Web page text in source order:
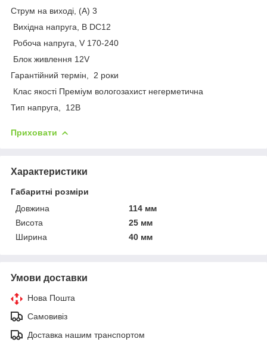
Струм на виході, (А) 3
Вихідна напруга, В DC12
Робоча напруга, V 170-240
Блок живлення 12V
Гарантійний термін, 2 роки
Клас якості Преміум вологозахист негерметична
Тип напруга, 12В
Приховати
Характеристики
Габаритні розміри
Довжина
114 мм
Висота
25 мм
Ширина
40 мм
Умови доставки
Нова Пошта
Самовивіз
Доставка нашим транспортом